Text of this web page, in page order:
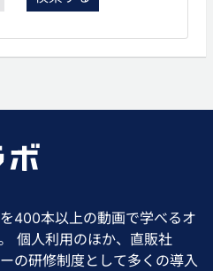
400本以上の動画で学べるオ
個人利用のほか、直販社
の研修制度として多くの導入